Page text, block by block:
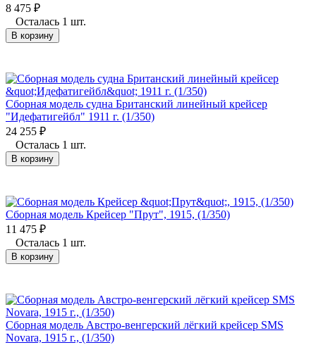
8 475 ₽
Осталась 1 шт.
В корзину
Сборная модель судна Британский линейный крейсер
"Идефатигейбл" 1911 г. (1/350)
24 255 ₽
Осталась 1 шт.
В корзину
Сборная модель Крейсер "Прут", 1915, (1/350)
11 475 ₽
Осталась 1 шт.
В корзину
Сборная модель Австро-венгерский лёгкий крейсер SMS
Novara, 1915 г., (1/350)